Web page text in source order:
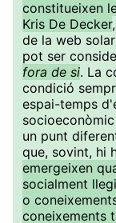
constitueixen
Kris De Decker
de la web
pot ser
fora de si. La
condició
espai-temps
un punt
que, sovint, hi
emergeixen
socialment
o
coneixements